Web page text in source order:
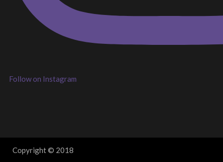
Follow on Instagram
Copyright © 2018